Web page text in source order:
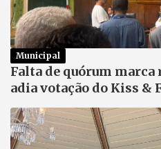
Municipal
Falta de quórum marca
adia votação do Kiss &